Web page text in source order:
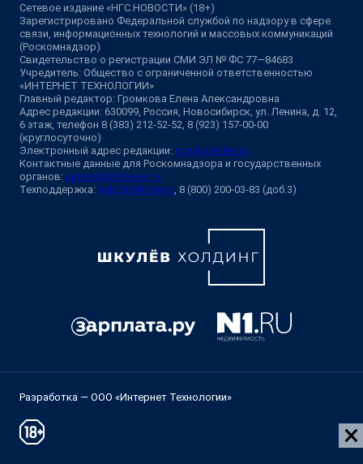
Сетевое издание «НГС.НОВОСТИ» (18+)
Зарегистрировано Федеральной службой по надзору в сфере
связи, информационных технологий и массовых коммуникаций
(Роскомнадзор)
Свидетельство о регистрации СМИ ЭЛ № ФС 77—84683
Учредитель: Общество с ограниченной ответственностью
«ИНТЕРНЕТ ТЕХНОЛОГИИ»
Главный редактор: Громкова Елена Александровна
Адрес редакции: 630099, Россия, Новосибирск, ул. Ленина, д. 12,
6 этаж, телефон 8 (383) 212-52-52, 8 (923) 157-00-00
(круглосуточно)
Электронный адрес редакции: ngs@shkulev.ru
Контактные данные для Роскомнадзора и государственных
органов: juristnsk@shkulev.ru
Техподдержка: help@shkulev.ru , 8 (800) 200-03-83 (доб.3)
Разработка — ООО «Интернет Технологии»